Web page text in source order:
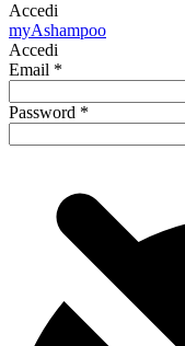
Accedi
myAshampoo
Accedi
Email *
Password *